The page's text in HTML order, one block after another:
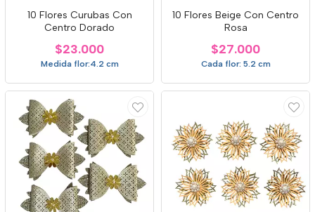
10 Flores Curubas Con
Centro Dorado
$23.000
Medida flor:4.2 cm
10 Flores Beige Con Centro
Rosa
$27.000
Cada flor: 5.2 cm